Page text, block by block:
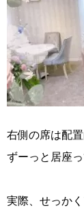
右側の席は配
ずーっと居座
実際、せっか